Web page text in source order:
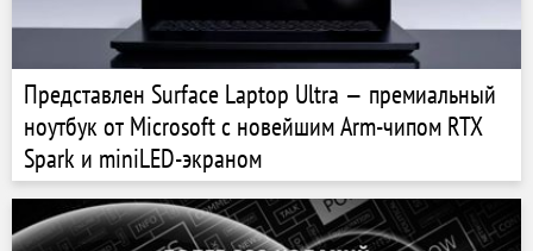
Представлен Surface Laptop Ultra — премиальный
ноутбук от Microsoft с новейшим Arm-чипом RTX
Spark и miniLED-экраном